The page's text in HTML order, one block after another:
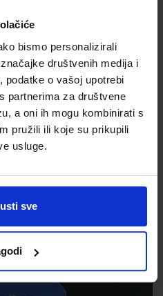
bismo personalizirali
društvenih medija i
podatke o vašoj upotrebi
partnerima za društvene
a oni ih mogu kombinirati s
pružili ili koje su prikupili
usluge.
sve
prijava